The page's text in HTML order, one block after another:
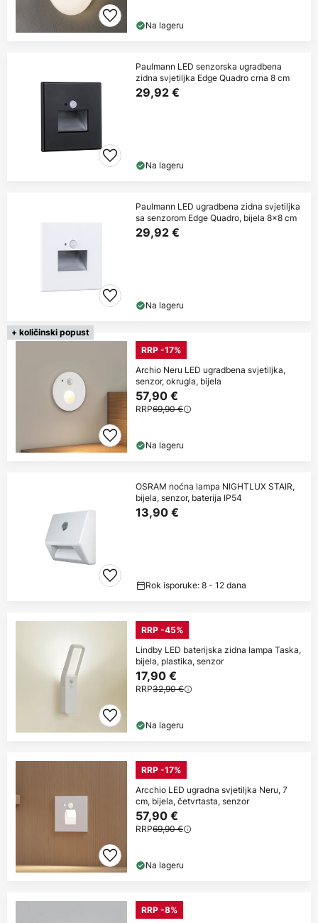
Na lageru
Paulmann LED senzorska ugradbena
zidna svjetiljka Edge Quadro crna 8 cm
29,92 €
Na lageru
Paulmann LED ugradbena zidna svjetiljka
sa senzorom Edge Quadro, bijela 8x8 cm
29,92 €
Na lageru
+ količinski popust
RRP -17%
Archio Neru LED ugradbena svjetiljka,
senzor, okrugla, bijela
57,90 €
RRP69,90 €
Na lageru
OSRAM noćna lampa NIGHTLUX STAIR,
bijela, senzor, baterija IP54
13,90 €
Rok isporuke: 8 - 12 dana
RRP -45%
Lindby LED baterijska zidna lampa Taska,
bijela, plastika, senzor
17,90 €
RRP32,90 €
Na lageru
RRP -17%
Arcchio LED ugradna svjetiljka Neru, 7
cm, bijela, četvrtasta, senzor
57,90 €
RRP69,90 €
Na lageru
RRP -8%